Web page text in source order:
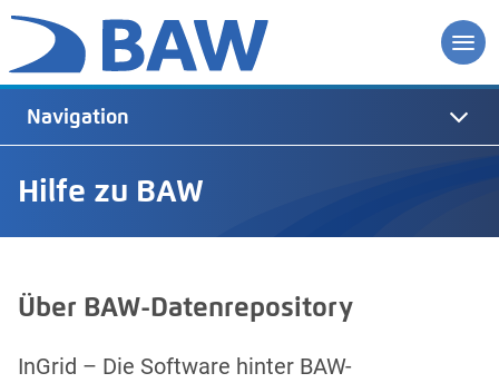
Hilfe zu BAW
Navigation
Über BAW-Datenrepository
InGrid – Die Software hinter BAW-